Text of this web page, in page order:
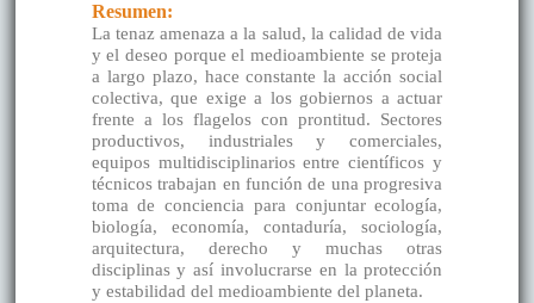
Resumen:
La tenaz amenaza a la salud, la calidad de vida
y el deseo porque el medioambiente se proteja
a largo plazo, hace constante la acción social
colectiva, que exige a los gobiernos a actuar
frente a los flagelos con prontitud. Sectores
productivos, industriales y comerciales,
equipos multidisciplinarios entre científicos y
técnicos trabajan en función de una progresiva
toma de conciencia para conjuntar ecología,
biología, economía, contaduría, sociología,
arquitectura, derecho y muchas otras
disciplinas y así involucrarse en la protección
y estabilidad del medioambiente del planeta.